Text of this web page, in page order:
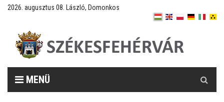
2026. augusztus 08. László, Domonkos
MENÜ